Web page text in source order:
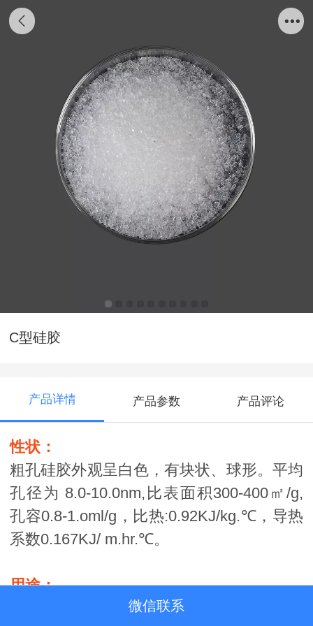
C型硅胶
产品详情 产品参数 产品评论
性状：
粗孔硅胶外观呈白色，有块状、球形。平均
孔径为 8.0-10.0nm,比表面积300-400㎡/g,
孔容0.8-1.oml/g，比热:0.92KJ/kg.℃，导热
系数0.167KJ/ m.hr.℃。
用途：
1、用于防湿包装。微信联系